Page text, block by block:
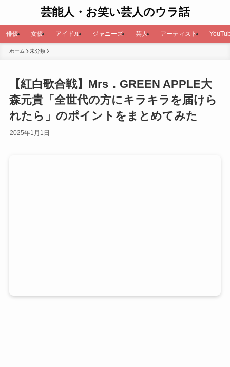
芸能人・お笑い芸人のウラ話
俳優 女優 アイドル ジャニーズ 芸人 アーティスト
ホーム 未分類
【紅白歌合戦】Mrs．GREEN APPLE大
森元貴「全世代の方にキラキラを届けら
れたら」のポイントをまとめてみた
2025年1月1日